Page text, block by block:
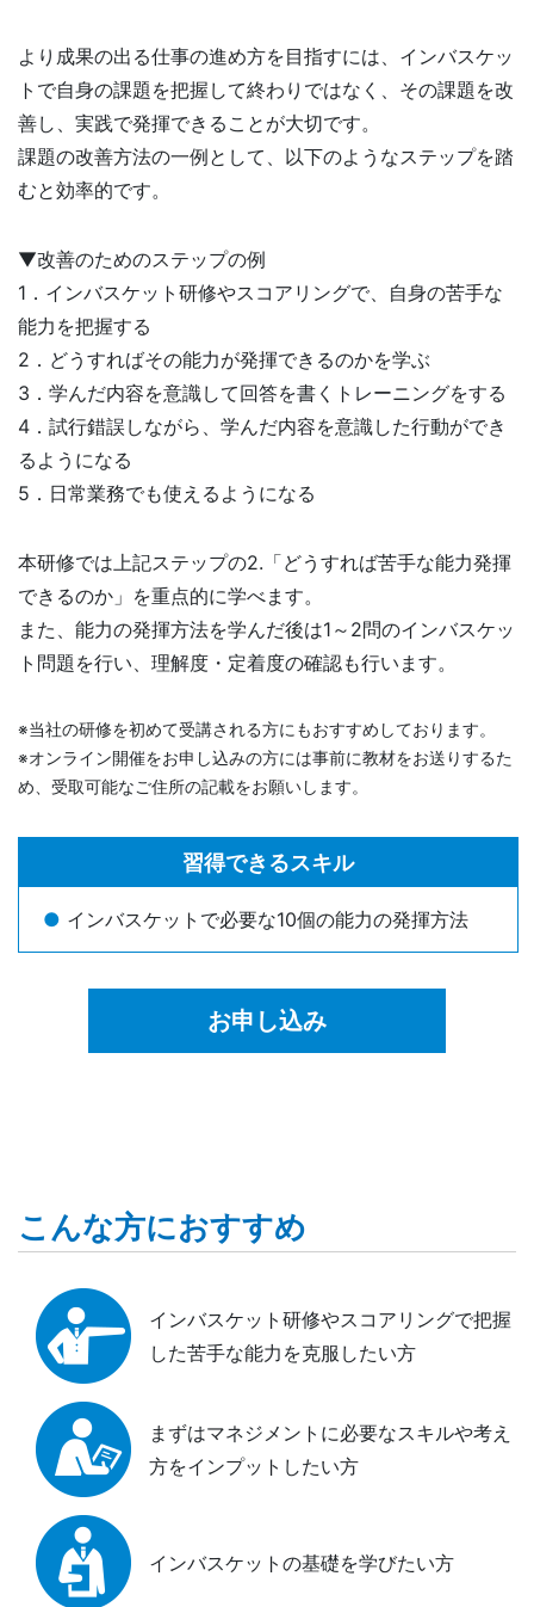
より成果の出る仕事の進め方を目指すには、インバスケッ
トで自身の課題を把握して終わりではなく、その課題を改
善し、実践で発揮できることが大切です。
課題の改善方法の一例として、以下のようなステップを踏
むと効率的です。
▼改善のためのステップの例
1．インバスケット研修やスコアリングで、自身の苦手な
能力を把握する
2．どうすればその能力が発揮できるのかを学ぶ
3．学んだ内容を意識して回答を書くトレーニングをする
4．試行錯誤しながら、学んだ内容を意識した行動ができ
るようになる
5．日常業務でも使えるようになる
本研修では上記ステップの2.「どうすれば苦手な能力発揮
できるのか」を重点的に学べます。
また、能力の発揮方法を学んだ後は1～2問のインバスケッ
ト問題を行い、理解度・定着度の確認も行います。
※当社の研修を初めて受講される方にもおすすめしております。
※オンライン開催をお申し込みの方には事前に教材をお送りするた
め、受取可能なご住所の記載をお願いします。
習得できるスキル
インバスケットで必要な10個の能力の発揮方法
お申し込み
こんな方におすすめ
インバスケット研修やスコアリングで把握
した苦手な能力を克服したい方
まずはマネジメントに必要なスキルや考え
方をインプットしたい方
インバスケットの基礎を学びたい方